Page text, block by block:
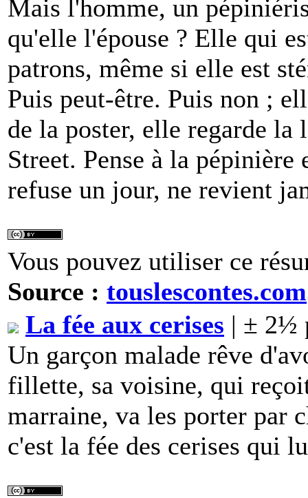
Mais l'homme, un
qu'elle l'épouse ? Elle qui
patrons, même si elle est
Puis peut-être. Puis non ;
de la poster, elle regarde la
Street. Pense à la
refuse un jour, ne revient
Vous pouvez utiliser ce
Source : touslescontes.com
La fée aux cerises | ± 2½
Un garçon malade rêve
fillette, sa voisine, qui
marraine, va les porter par
c'est la fée des cerises qui